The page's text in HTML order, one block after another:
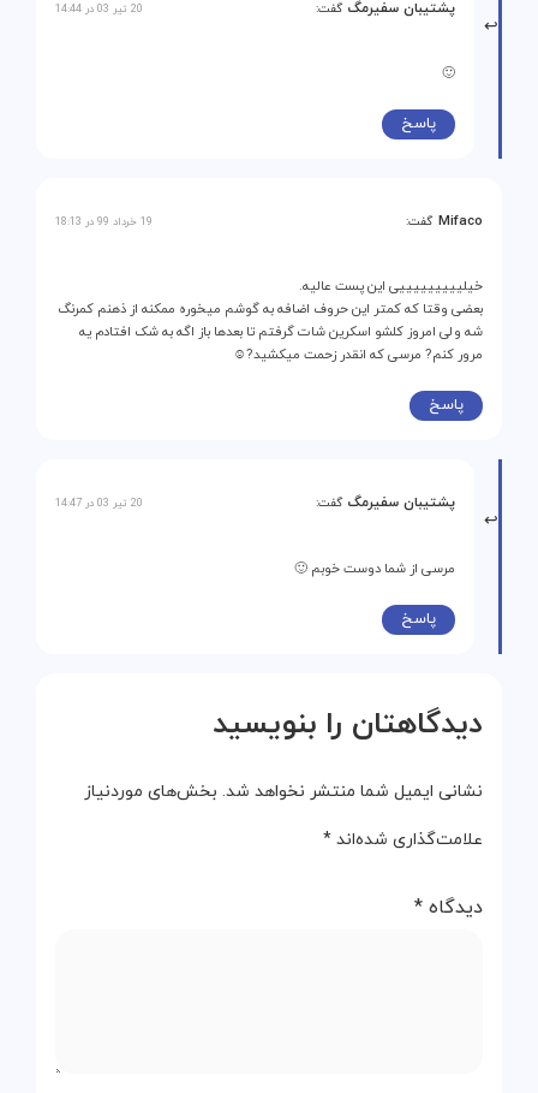
پشتیبان سفیرمگ گفت: 20 تیر 03 در 14:44
🙂
پاسخ
Mifaco گفت: 19 خرداد 99 در 18:13
خیلیییییییییی این پست عالیه.
بعضی وقتا که کمتر این حروف اضافه به گوشم میخوره ممکنه از ذهنم کمرنگ
شه ولی امروز کلشو اسکرین شات گرفتم تا بعدها باز اگه به شک افتادم یه
مرور کنم? مرسی که انقدر زحمت میکشید?☺
پاسخ
پشتیبان سفیرمگ گفت: 20 تیر 03 در 14:47
مرسی از شما دوست خوبم 🙂
پاسخ
دیدگاهتان را بنویسید
نشانی ایمیل شما منتشر نخواهد شد. بخش‌های موردنیاز
علامت‌گذاری شده‌اند *
دیدگاه *